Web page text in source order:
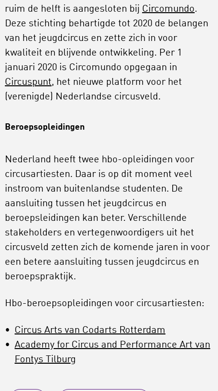
ruim de helft is aangesloten bij Circomundo.
Deze stichting behartigde tot 2020 de belangen
van het jeugdcircus en zette zich in voor
kwaliteit en blijvende ontwikkeling. Per 1
januari 2020 is Circomundo opgegaan in
Circuspunt, het nieuwe platform voor het
(verenigde) Nederlandse circusveld.
Beroepsopleidingen
Nederland heeft twee hbo-opleidingen voor
circusartiesten. Daar is op dit moment veel
instroom van buitenlandse studenten. De
aansluiting tussen het jeugdcircus en
beroepsleidingen kan beter. Verschillende
stakeholders en vertegenwoordigers uit het
circusveld zetten zich de komende jaren in voor
een betere aansluiting tussen jeugdcircus en
beroepspraktijk.
Hbo-beroepsopleidingen voor circusartiesten:
Circus Arts van Codarts Rotterdam
Academy for Circus and Performance Art van
Fontys Tilburg